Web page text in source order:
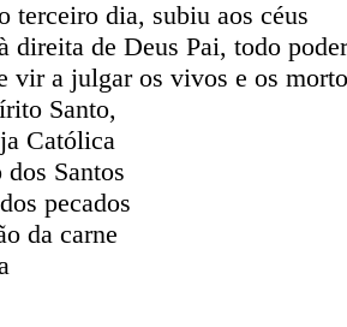
terceiro dia, subiu aos céus
direita de Deus Pai, todo
vir a julgar os vivos e os
Santo,
Católica
Santos
pecados
da carne